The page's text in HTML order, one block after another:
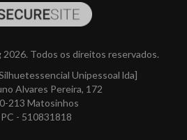
Todos os direitos reservados.
Unipessoal lda]
Alvares Pereira, 172
213 Matosinhos
- 510831818